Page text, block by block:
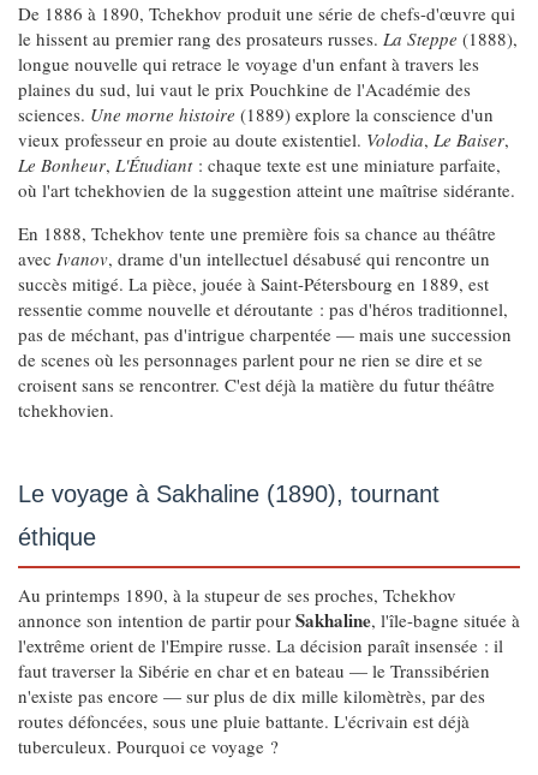
De 1886 à 1890, Tchekhov produit une série de chefs-d'œuvre qui
le hissent au premier rang des prosateurs russes. La Steppe (1888),
longue nouvelle qui retrace le voyage d'un enfant à travers les
plaines du sud, lui vaut le prix Pouchkine de l'Académie des
sciences. Une morne histoire (1889) explore la conscience d'un
vieux professeur en proie au doute existentiel. Volodia, Le Baiser,
Le Bonheur, L'Étudiant: chaque texte est une miniature parfaite,
où l'art tchekhovien de la suggestion atteint une maîtrise sidérante.
En 1888, Tchekhov tente une première fois sa chance au théâtre
avec Ivanov, drame d'un intellectuel désabusé qui rencontre un
succès mitigé. La pièce, jouée à Saint-Pétersbourg en 1889, est
ressentie comme nouvelle et déroutante : pas d'héros traditionnel,
pas de méchant, pas d'intrigue charpentée — mais une succession
de scenes où les personnages parlent pour ne rien se dire et se
croisent sans se rencontrer. C'est déjà la matière du futur théâtre
tchekhovien.
Le voyage à Sakhaline (1890), tournant
éthique
Au printemps 1890, à la stupeur de ses proches, Tchekhov
annonce son intention de partir pour Sakhaline, l'île-bagne située à
l'extrême orient de l'Empire russe. La décision paraît insensée : il
faut traverser la Sibérie en char et en bateau — le Transsibérien
n'existe pas encore — sur plus de dix mille kilomètrès, par des
routes défoncées, sous une pluie battante. L'écrivain est déjà
tuberculeux. Pourquoi ce voyage ?